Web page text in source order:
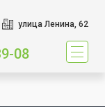
улица Ленина, 62
08